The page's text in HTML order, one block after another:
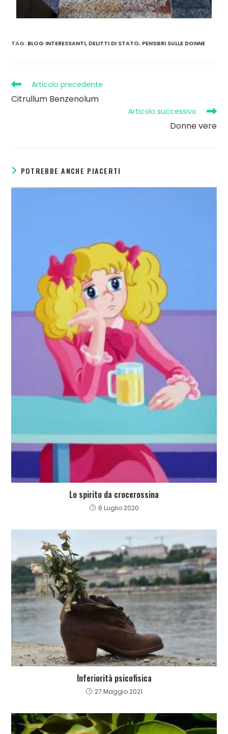
TAG: BLOG INTERESSANTI, DELITTI DI STATO, PENSIERI SULLE DONNE
Articolo precedente
Citrullum Benzenolum
Articolo successivo
Donne vere
POTREBBE ANCHE PIACERTI
Lo spirito da crocerossina
6 Luglio 2020
Inferiorità psicofisica
27 Maggio 2021